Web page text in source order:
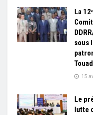
La
sous
15
Le
lutte